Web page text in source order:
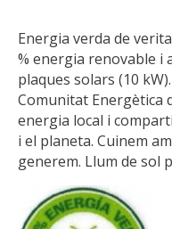
Energia verda de
% energia renovable i
plaques solars (10
Comunitat Energètica
energia local i
i el planeta. Cuinem
generem. Llum de sol